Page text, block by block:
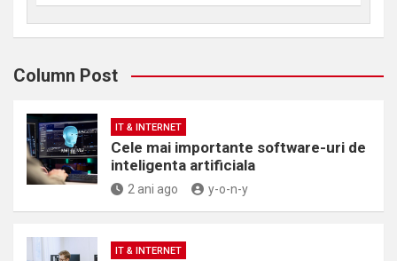
Column Post
IT & INTERNET
Cele mai importante software-uri de
inteligenta artificiala
2 ani ago y-o-n-y
IT & INTERNET